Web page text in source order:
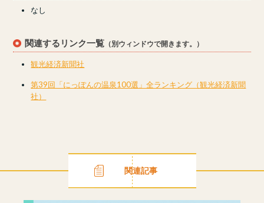
なし
関連するリンク一覧 （別ウィンドウで開きます。）
観光経済新聞社
第39回「にっぽんの温泉100選」全ランキング（観光経済新聞
社）
関連記事